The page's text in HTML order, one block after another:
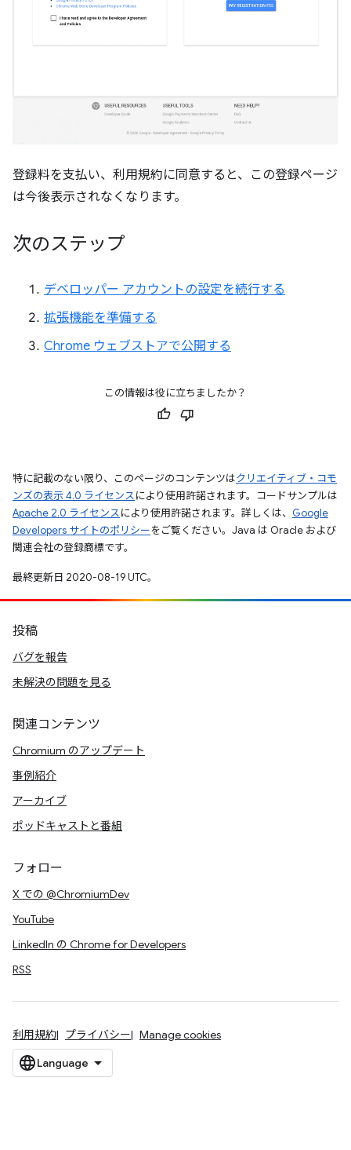
登録料を支払い、利用規約に同意すると、この登録ページ
は今後表示されなくなります。
次のステップ
デベロッパー アカウントの設定を続行する
拡張機能を準備する
Chrome ウェブストアで公開する
この情報は役に立ちましたか？
特に記載のない限り、このページのコンテンツはクリエイティブ・コモ
ンズの表示 4.0 ライセンスにより使用許諾されます。コードサンプルは
Apache 2.0 ライセンスにより使用許諾されます。詳しくは、 Google
Developers サイトのポリシーをご覧ください。Java は Oracle および
関連会社の登録商標です。
最終更新日 2020-08-19 UTC。
投稿
バグを報告
未解決の問題を見る
関連コンテンツ
Chromium のアップデート
事例紹介
アーカイブ
ポッドキャストと番組
フォロー
X での @ChromiumDev
YouTube
LinkedIn の Chrome for Developers
RSS
利用規約 プライバシー Manage cookies